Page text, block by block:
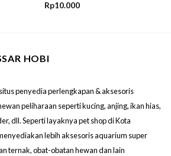
Rp10.000
HOBI
penyedia perlengkapan & aksesoris
peliharaan seperti kucing, anjing, ikan hias,
dll. Seperti layaknya pet shop di Kota
lebih aksesoris aquarium super
ternak, obat-obatan hewan dan lain